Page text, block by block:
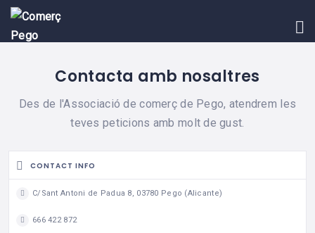
INICI
ASSOCIAR-
CONTACTE
Contacta amb nosaltres
Des de l'Associació de comerç de Pego, atendrem les
teves peticions amb molt de gust.
CONTACT INFO
C/Sant Antoni de Padua 8, 03780 Pego (Alicante)
666 422 872